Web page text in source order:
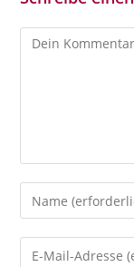
Kommentar
Gib
deinen
Namen
oder
Gib